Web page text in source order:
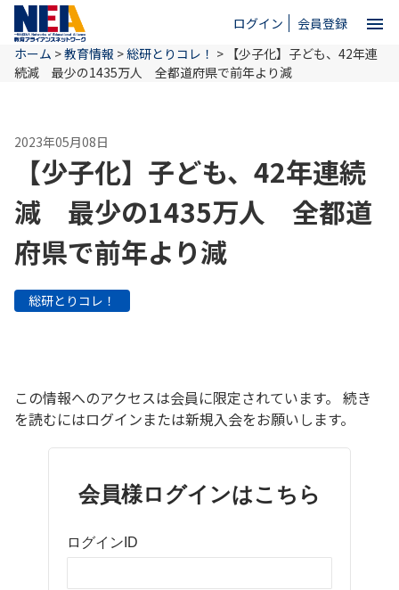
ログイン 会員登録 menu
ホーム
NEAとは
教育情報
お問い合わせ
ホーム >教育情報 >総研とりコレ！ > 【少子化】子ども、42年連
続減 最少の1435万人 全都道府県で前年より減
2023年05月08日
【少子化】子ども、42年連続
減 最少の1435万人 全都道
府県で前年より減
総研とりコレ！
この情報へのアクセスは会員に限定されています。 続き
を読むにはログインまたは新規入会をお願いします。
会員様ログインはこちら
ログインID